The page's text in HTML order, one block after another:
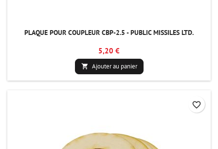
PLAQUE POUR COUPLEUR CBP-2.5 - PUBLIC MISSILES LTD.
5,20 €
 Ajouter au panier
favorite_border